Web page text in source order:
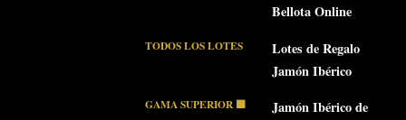
Bellota Online
TODOS LOS LOTES
Lotes de Regalo
Jamón Ibérico
GAMA SUPERIOR ⬛
Jamón Ibérico de